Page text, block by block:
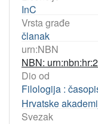
InC
Vrsta građe
članak
urn:NBN
NBN:
Dio od
Filologija :
Hrvatske
Svezak